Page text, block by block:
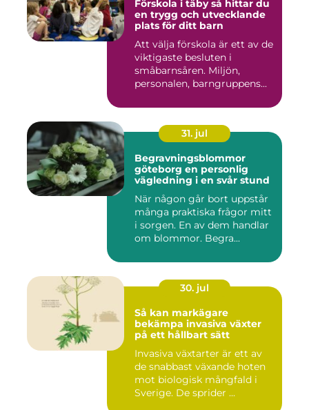
Förskola i täby så hittar du
en trygg och utvecklande
plats för ditt barn
Att välja förskola är ett av de
viktigaste besluten i
småbarnsåren. Miljön,
personalen, barngruppens...
31. jul
Begravningsblommor
göteborg en personlig
vägledning i en svår stund
När någon går bort uppstår
många praktiska frågor mitt
i sorgen. En av dem handlar
om blommor. Begra...
30. jul
Så kan markägare
bekämpa invasiva växter
på ett hållbart sätt
Invasiva växtarter är ett av
de snabbast växande hoten
mot biologisk mångfald i
Sverige. De sprider ...